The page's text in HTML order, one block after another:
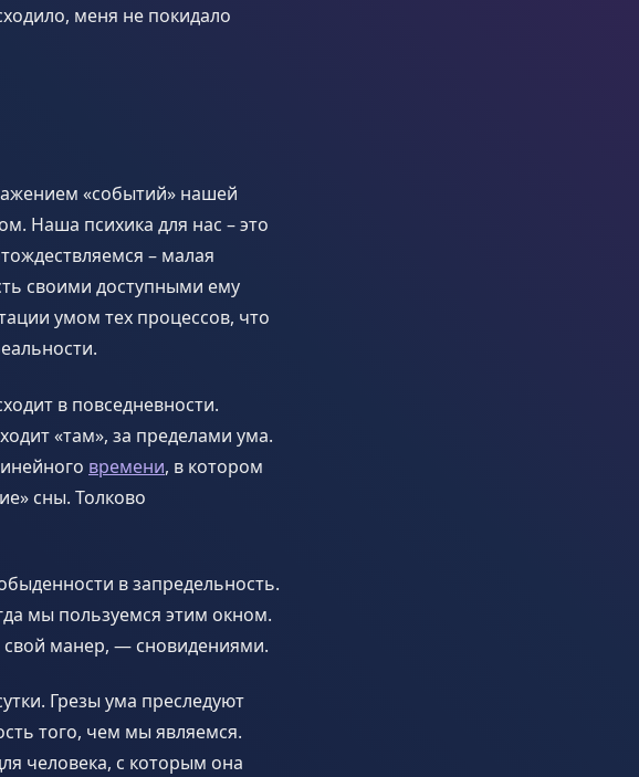
меня не покидало
«событий» нашей
Наша психика для нас – это
– малая
своими доступными ему
умом тех процессов, что
в повседневности.
«там», за пределами ума.
времени, в котором
сны. Толково
в запредельность.
мы пользуемся этим окном.
свой манер, — сновидениями.
Грезы ума преследуют
того, чем мы являемся.
человека, с которым она